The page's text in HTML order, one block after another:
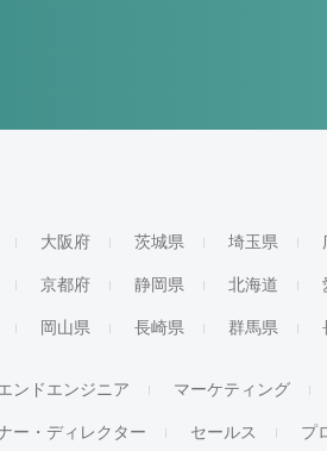
大阪府 茨城県 埼玉県
京都府 静岡県 北海道
岡山県 長崎県 群馬県
ンドエンジニア マーケティング
ー・ディレクター セールス プ